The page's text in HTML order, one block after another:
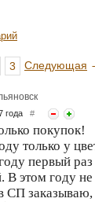
3 Следующая
года #
покупок!
только у
первый раз
В этом году
СП